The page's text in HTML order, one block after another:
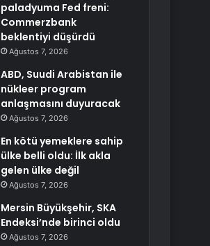
paladyuma Fed freni:
Commerzbank
beklentiyi düşürdü
Ağustos 7, 2026
ABD, Suudi Arabistan ile
nükleer program
anlaşmasını duyuracak
Ağustos 7, 2026
En kötü yemeklere sahip
ülke belli oldu: İlk akla
gelen ülke değil
Ağustos 7, 2026
Mersin Büyükşehir, SKA
Endeksi’nde birinci oldu
Ağustos 7, 2026